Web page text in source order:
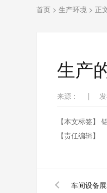
首页 > 生产环境 > 正
生产
来源： |
【本文标签】
【责任编辑】
车间设备